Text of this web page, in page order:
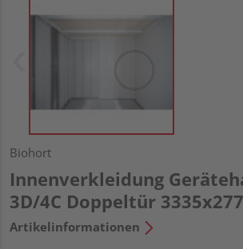
Biohort
Innenverkleidung
3D/4C Doppeltür
Artikelinformationen